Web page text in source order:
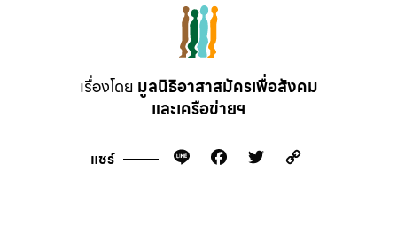
เรื่องโดย มูลนิธิอาสาสมัครเพื่อสังคม
และเครือข่ายฯ
แชร์ Line Facebook
Twitter